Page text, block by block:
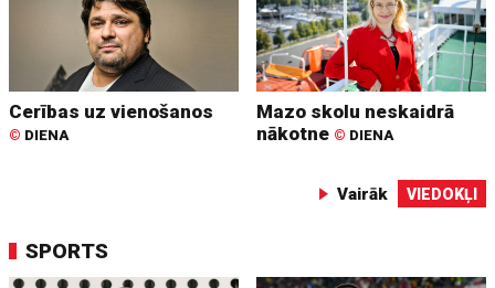
Cerības uz vienošanos
© DIENA
Mazo skolu neskaidrā
nākotne © DIENA
Vairāk VIEDOKĻI
SPORTS